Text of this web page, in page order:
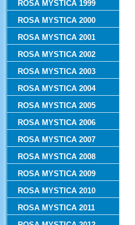
ROSA MYSTICA 1999
ROSA MYSTICA 2000
ROSA MYSTICA 2001
ROSA MYSTICA 2002
ROSA MYSTICA 2003
ROSA MYSTICA 2004
ROSA MYSTICA 2005
ROSA MYSTICA 2006
ROSA MYSTICA 2007
ROSA MYSTICA 2008
ROSA MYSTICA 2009
ROSA MYSTICA 2010
ROSA MYSTICA 2011